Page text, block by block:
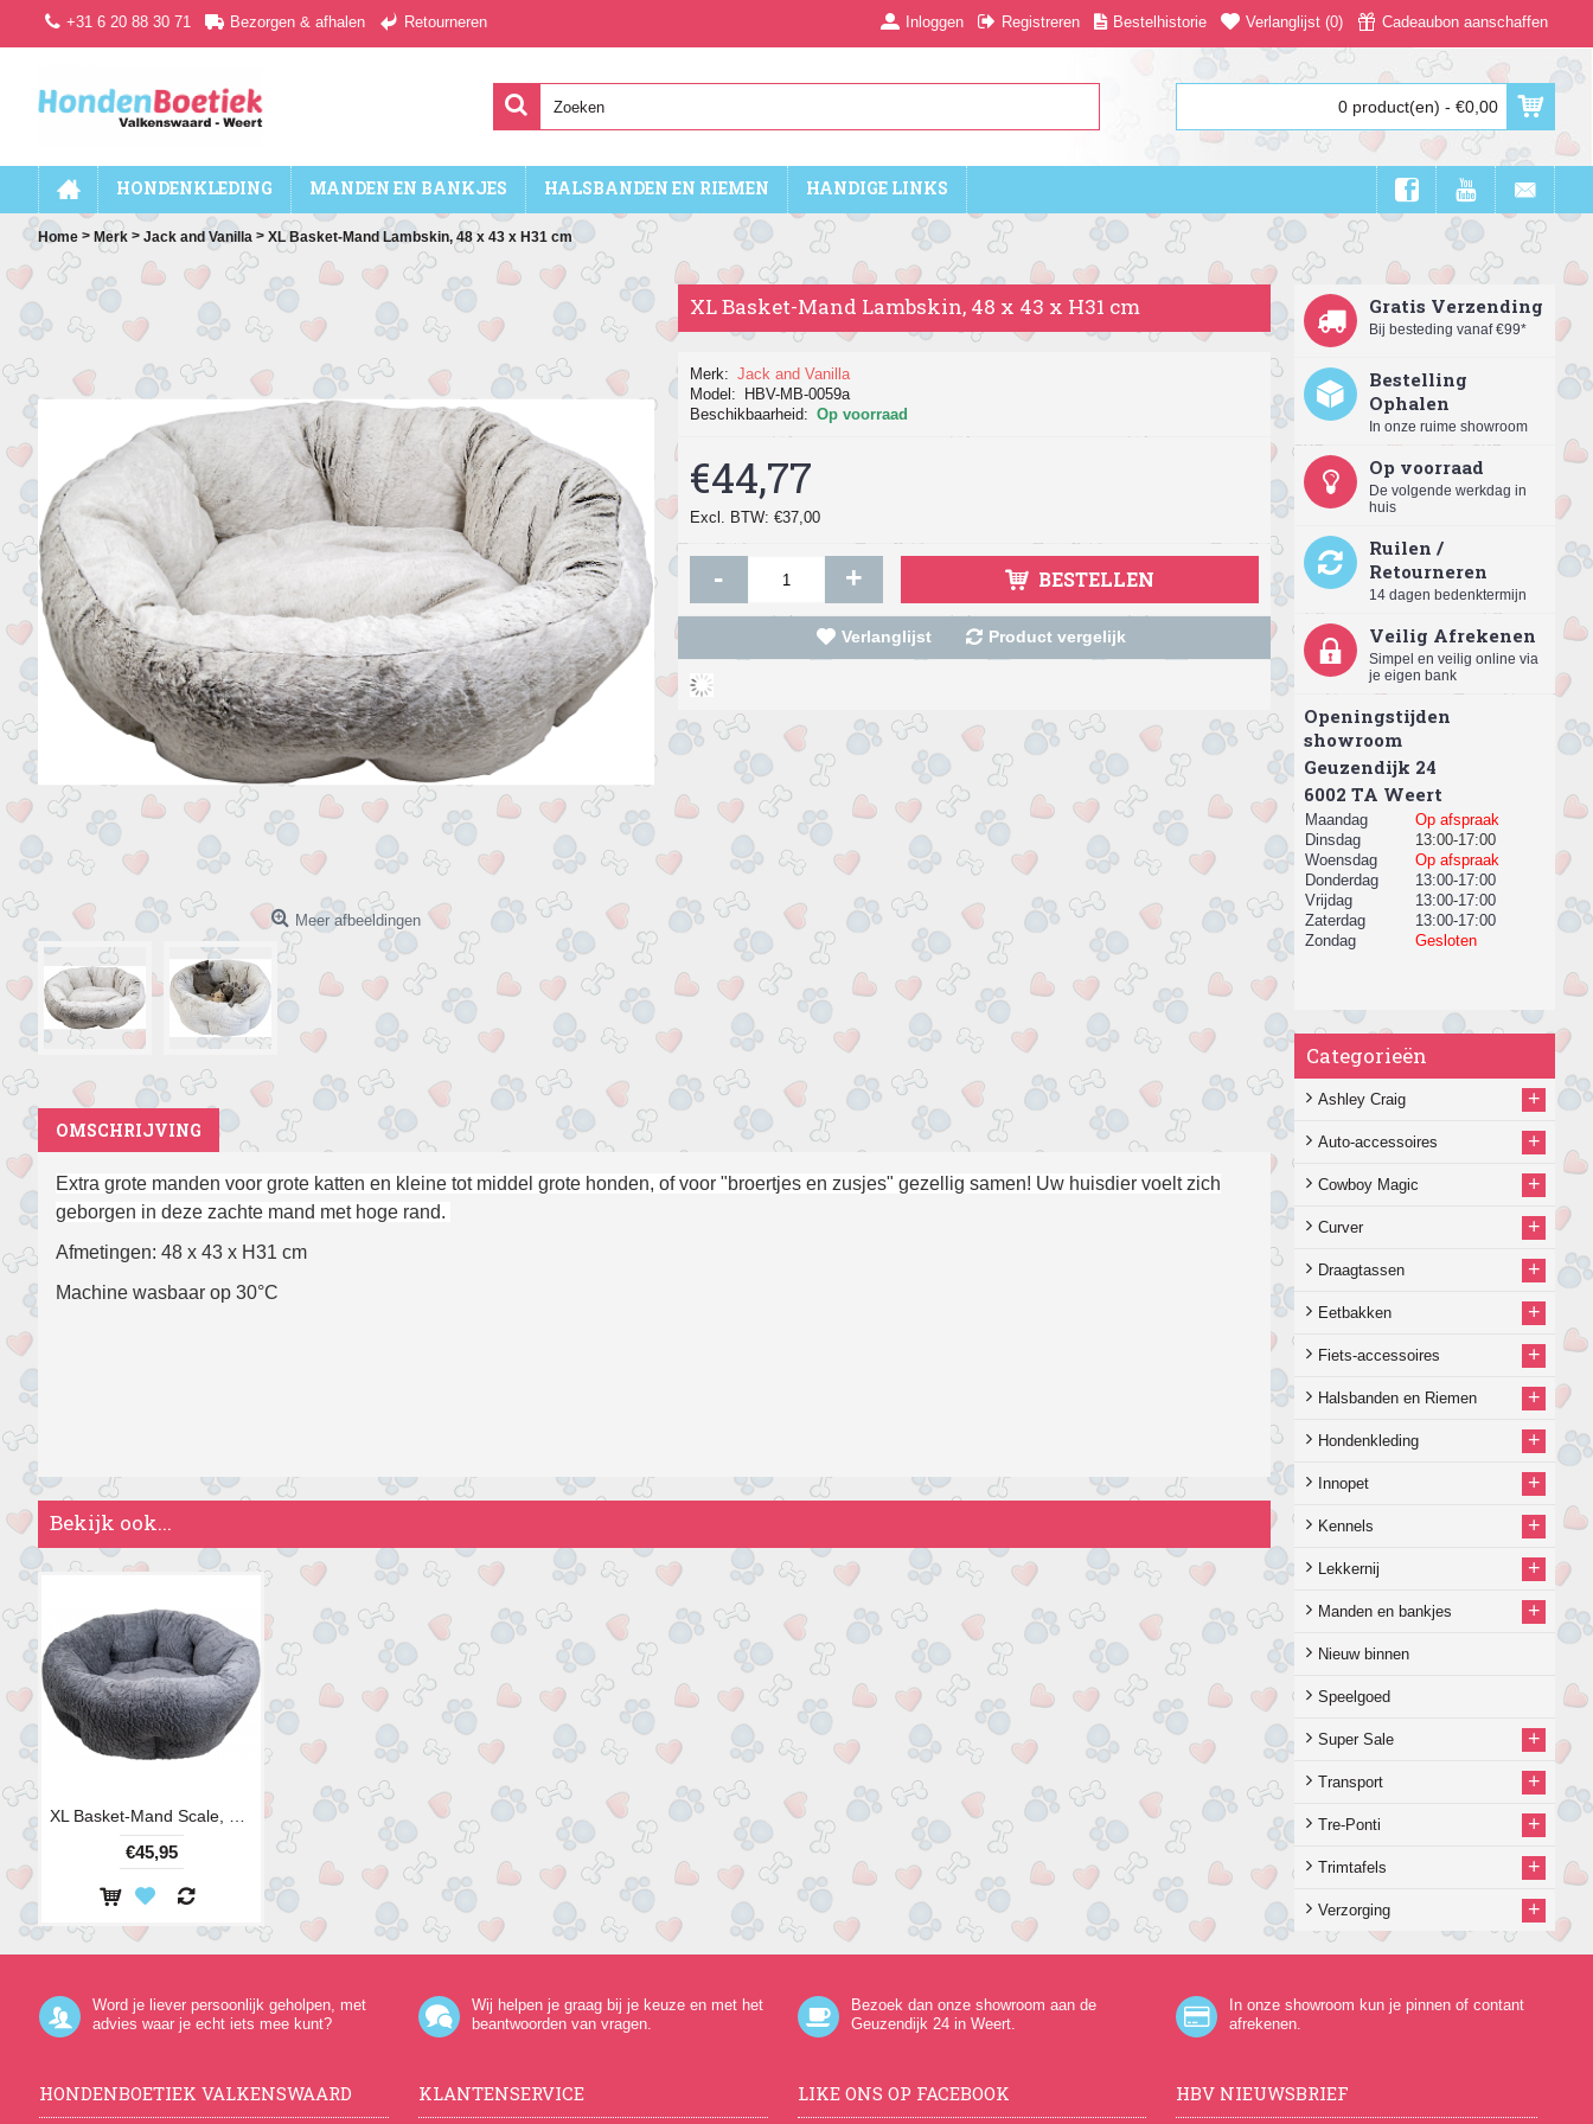
+31 6 20 88 30 71 Bezorgen & afhalen Retourneren Inloggen Registreren Bestelhistorie Verlanglijst (0) Cadeaubon aanschaffen
0 product(en) - €0,00
HONDENKLEDING MANDEN EN BANKJES HALSBANDEN EN RIEMEN HANDIGE LINKS
Home > Merk > Jack and Vanilla > XL Basket-Mand Lambskin, 48 x 43 x H31 cm
Gratis Verzending
Bij besteding vanaf €99*
Bestelling
Ophalen
In onze ruime showroom
Op voorraad
De volgende werkdag in
huis
Ruilen /
Retourneren
14 dagen bedenktermijn
Veilig Afrekenen
Simpel en veilig online via
je eigen bank
Openingstijden
showroom
Geuzendijk 24
​6002 TA Weert
Maandag
Op afspraak
Dinsdag
13:00-17:00
Woensdag
Op afspraak
Donderdag
13:00-17:00
Vrijdag
13:00-17:00
Zaterdag
13:00-17:00
Zondag
Gesloten
Categorieën
Ashley Craig +
Auto-accessoires +
Cowboy Magic +
Curver +
Draagtassen +
Eetbakken +
Fiets-accessoires +
Halsbanden en Riemen +
Hondenkleding +
Innopet +
Kennels +
Lekkernij +
Manden en bankjes +
Nieuw binnen
Speelgoed
Super Sale +
Transport +
Tre-Ponti +
Trimtafels +
Verzorging +
Meer afbeeldingen
XL Basket-Mand Lambskin, 48 x 43 x H31 cm
Merk: Jack and Vanilla
Model:
HBV-MB-0059a
Beschikbaarheid: Op voorraad
€44,77
Excl. BTW: €37,00
- + BESTELLEN
Verlanglijst Product vergelijk
OMSCHRIJVING
Extra grote manden voor grote katten en kleine tot middel grote honden, of voor "broertjes en zusjes" gezellig samen! Uw huisdier voelt zich
geborgen in deze zachte mand met hoge rand.
Afmetingen: 48 x 43 x H31 cm
Machine wasbaar op 30°C
Bekijk ook...
€45,95
Word je liever persoonlijk geholpen, met
advies waar je echt iets mee kunt?
Wij helpen je graag bij je keuze en met het
beantwoorden van vragen.
Bezoek dan onze showroom aan de
Geuzendijk 24in Weert.
In onze showroom kun je pinnen of contant
afrekenen.
HONDENBOETIEK VALKENSWAARD KLANTENSERVICE LIKE ONS OP FACEBOOK HBV NIEUWSBRIEF